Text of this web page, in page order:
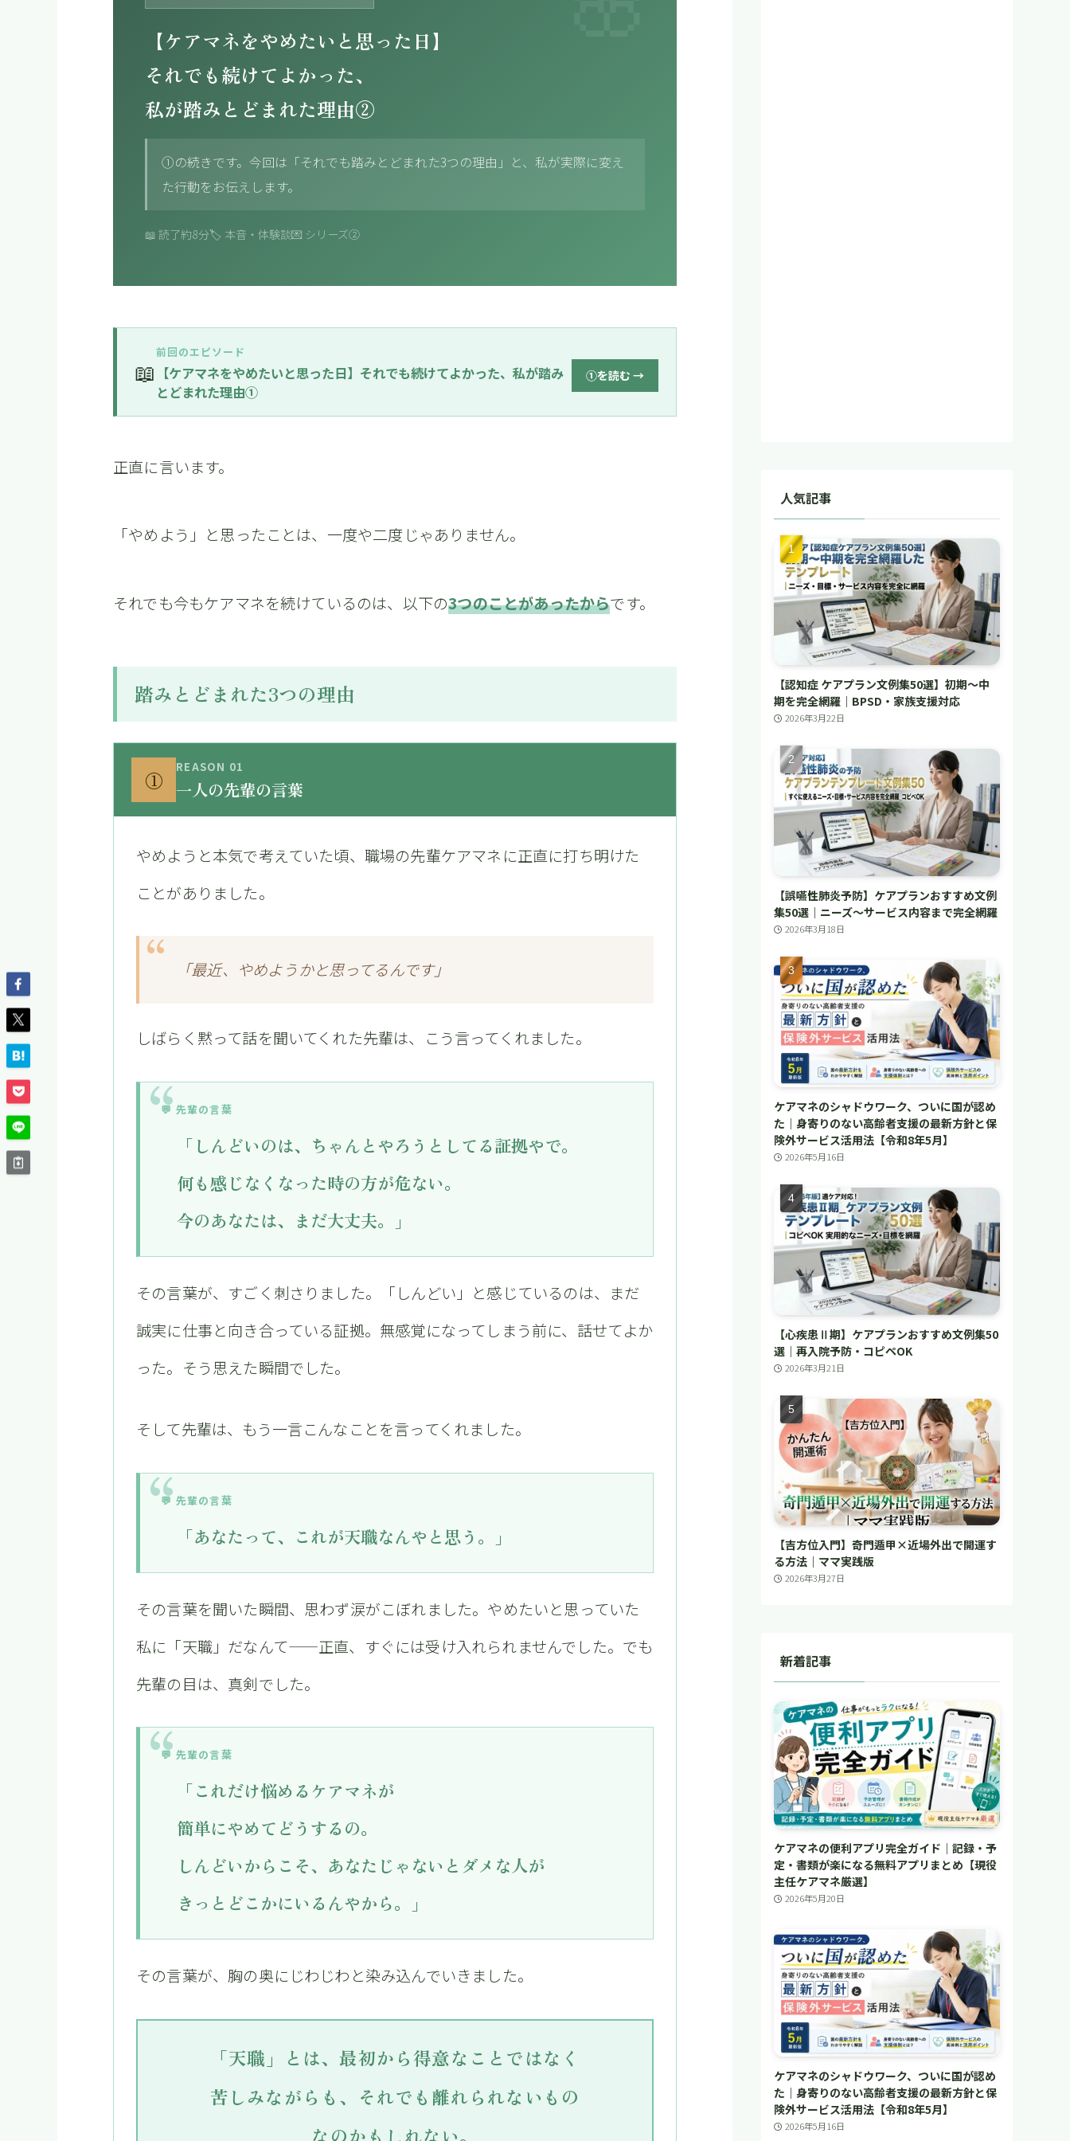
【ケアマネをやめたいと思った日】
それでも続けてよかった、
私が踏みとどまれた理由②
①の続きです。今回は「それでも踏みとどまれた3つの理由」と、私が実際に変え
た行動をお伝えします。
📖 読了約8分🏷️ 本音・体験談💌 シリーズ②
📖
前回のエピソード
【ケアマネをやめたいと思った日】それでも続けてよかった、私が踏み
とどまれた理由①
①を読む
正直に言います。
「やめよう」と思ったことは、一度や二度じゃありません。
それでも今もケアマネを続けているのは、以下の3つのことがあったからです。
踏みとどまれた3つの理由
①
REASON 01
一人の先輩の言葉
やめようと本気で考えていた頃、職場の先輩ケアマネに正直に打ち明けた
ことがありました。
「最近、やめようかと思ってるんです」
しばらく黙って話を聞いてくれた先輩は、こう言ってくれました。
💬 先輩の言葉
「しんどいのは、ちゃんとやろうとしてる証拠やで。
何も感じなくなった時の方が危ない。
今のあなたは、まだ大丈夫。」
その言葉が、すごく刺さりました。「しんどい」と感じているのは、まだ
誠実に仕事と向き合っている証拠。無感覚になってしまう前に、話せてよか
った。そう思えた瞬間でした。
そして先輩は、もう一言こんなことを言ってくれました。
💬 先輩の言葉
「あなたって、これが天職なんやと思う。」
その言葉を聞いた瞬間、思わず涙がこぼれました。やめたいと思っていた
私に「天職」だなんて——正直、すぐには受け入れられませんでした。でも
先輩の目は、真剣でした。
💬 先輩の言葉
「これだけ悩めるケアマネが
簡単にやめてどうするの。
しんどいからこそ、あなたじゃないとダメな人が
きっとどこかにいるんやから。」
その言葉が、胸の奥にじわじわと染み込んでいきました。
「天職」とは、最初から得意なことではなく
苦しみながらも、それでも離れられないもの
なのかもしれない。
人気記事
【認知症 ケアプラン文例集50選】初期〜中
期を完全網羅｜BPSD・家族支援対応
2026年3月22日
【誤嚥性肺炎予防】ケアプランおすすめ文例
集50選｜ニーズ〜サービス内容まで完全網羅
2026年3月18日
ケアマネのシャドウワーク、ついに国が認め
た｜身寄りのない高齢者支援の最新方針と保
険外サービス活用法【令和8年5月】
2026年5月16日
【心疾患Ⅱ期】ケアプランおすすめ文例集50
選｜再入院予防・コピペOK
2026年3月21日
【吉方位入門】奇門遁甲×近場外出で開運す
る方法｜ママ実践版
2026年3月27日
新着記事
ケアマネの便利アプリ完全ガイド｜記録・予
定・書類が楽になる無料アプリまとめ【現役
主任ケアマネ厳選】
2026年5月20日
ケアマネのシャドウワーク、ついに国が認め
た｜身寄りのない高齢者支援の最新方針と保
険外サービス活用法【令和8年5月】
2026年5月16日